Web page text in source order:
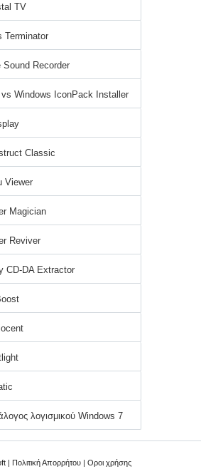
TV
Terminator
Sound Recorder
vs Windows IconPack Installer
Classic
Viewer
Magician
Reviver
CD-DA Extractor
λογισμικού Windows 7
| Πολιτική Απορρήτου Οροι χρήσης